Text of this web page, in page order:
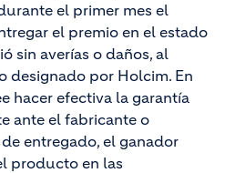
el primer mes el
el premio en el estado
sin averías o daños, al
designado por Holcim. En
hacer efectiva la garantía
ante el fabricante o
entregado, el ganador
producto en las